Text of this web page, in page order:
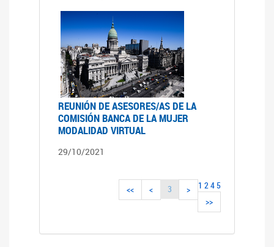
REUNIÓN DE ASESORES/AS DE LA
COMISIÓN BANCA DE LA MUJER
MODALIDAD VIRTUAL
29/10/2021
<< < 1 2
3 4 5
>
>>